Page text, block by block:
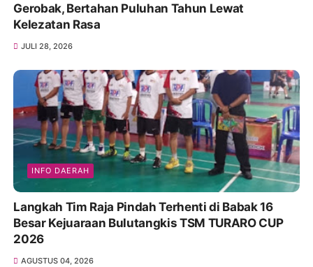
Gerobak, Bertahan Puluhan Tahun Lewat
Kelezatan Rasa
JULI 28, 2026
INFO DAERAH
Langkah Tim Raja Pindah Terhenti di Babak 16
Besar Kejuaraan Bulutangkis TSM TURARO CUP
2026
AGUSTUS 04, 2026